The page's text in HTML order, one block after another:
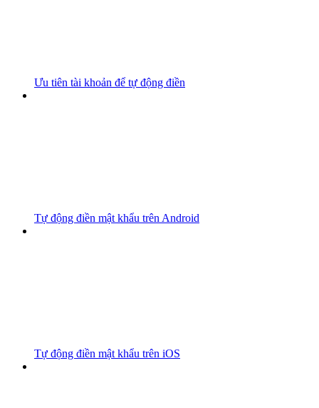
Ưu tiên tài khoản để tự động điền
Tự động điền mật khẩu trên Android
Tự động điền mật khẩu trên iOS